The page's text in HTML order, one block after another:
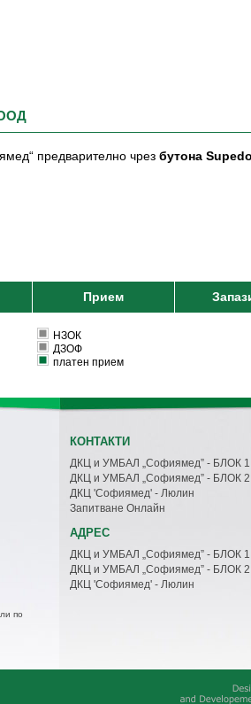
предварително чрез бутона
Прием
НЗОК
ДЗОФ
платен прием
по
КОНТАКТИ
ДКЦ и УМБАЛ „Софиямед” - БЛОК 1
ДКЦ и УМБАЛ „Софиямед” - БЛОК 2
ДКЦ 'Софиямед' - Люлин
Запитване Онлайн
АДРЕС
ДКЦ и УМБАЛ „Софиямед” - БЛОК 1
ДКЦ и УМБАЛ „Софиямед” - БЛОК 2
ДКЦ 'Софиямед' - Люлин